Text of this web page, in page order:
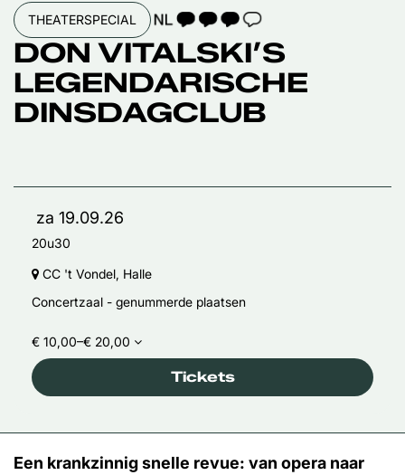
THEATERSPECIAL TAALICOON 3
DON VITALSKI’S
LEGENDARISCHE
DINSDAGCLUB
za 19.09.26
20u30
CC 't Vondel, Halle
Concertzaal - genummerde plaatsen
€ 10,00–€ 20,00
Tickets
Een krankzinnig snelle revue: van opera naar